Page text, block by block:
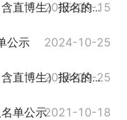
山东理工大学接收2026年推免生（含直博生）报名的通知
2025-09-15
公示 2024-10-25
山东理工大学接收2025年推免生（含直博生）报名的通知
2024-09-25
单公示2021-10-18